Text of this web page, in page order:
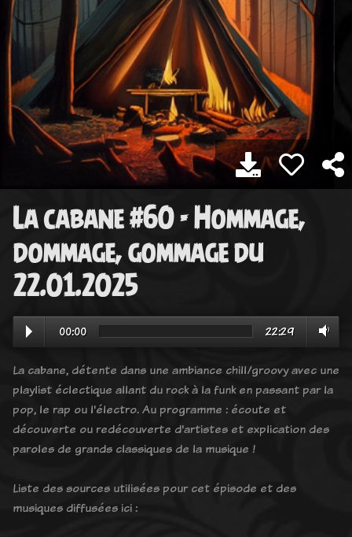
La cabane #60 - Hommage,
dommage, gommage du
22.01.2025
00:00 22:29
La cabane, détente dans une ambiance chill/groovy avec une
playlist éclectique allant du rock à la funk en passant par la
pop, le rap ou l'électro. Au programme : écoute et
découverte ou redécouverte d'artistes et explication des
paroles de grands classiques de la musique !
Liste des sources utilisées pour cet épisode et des
musiques diffusées ici :